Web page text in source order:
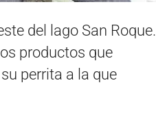
del lago San Roque.
productos que
perrita a la que